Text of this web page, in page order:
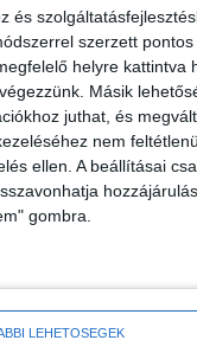
és
szerzett
helyre
Másik
juthat, és
nem
ellen. A beállításai
gombra.
LEHETŐSÉGEK
előre a
vett őrizetbe a
és a
mert csak így